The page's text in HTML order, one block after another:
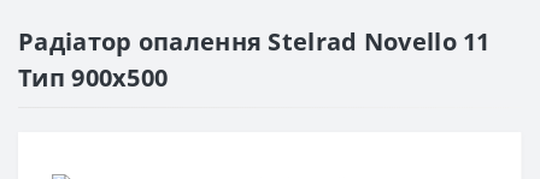
Радіатор опалення Stelrad Novello 11
Тип 900х500